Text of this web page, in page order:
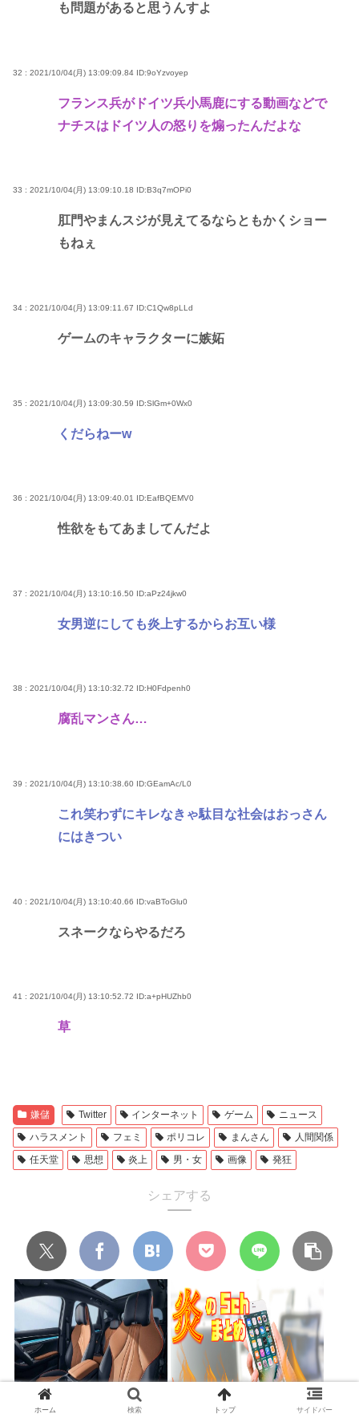
も問題があると思うんすよ
32 : 2021/10/04(月) 13:09:09.84 ID:9oYzvoyep
フランス兵がドイツ兵小馬鹿にする動画などで
ナチスはドイツ人の怒りを煽ったんだよな
33 : 2021/10/04(月) 13:09:10.18 ID:B3q7mOPi0
肛門やまんスジが見えてるならともかくショー
もねぇ
34 : 2021/10/04(月) 13:09:11.67 ID:C1Qw8pLLd
ゲームのキャラクターに嫉妬
35 : 2021/10/04(月) 13:09:30.59 ID:SlGm+0Wx0
くだらねーw
36 : 2021/10/04(月) 13:09:40.01 ID:EafBQEMV0
性欲をもてあましてんだよ
37 : 2021/10/04(月) 13:10:16.50 ID:aPz24jkw0
女男逆にしても炎上するからお互い様
38 : 2021/10/04(月) 13:10:32.72 ID:H0Fdpenh0
腐乱マンさん…
39 : 2021/10/04(月) 13:10:38.60 ID:GEamAc/L0
これ笑わずにキレなきゃ駄目な社会はおっさん
にはきつい
40 : 2021/10/04(月) 13:10:40.66 ID:vaBToGlu0
スネークならやるだろ
41 : 2021/10/04(月) 13:10:52.72 ID:a+pHUZhb0
草
嫌儲 Twitter インターネット ゲーム
ニュース
ハラスメント
フェミ ポリコレ まんさん
人間関係
任天堂
思想 炎上 男・女 画像 発狂
シェアする
もう車はBYD「シーライオン6」
作者の権威とか気にする人はこ
ホーム 検索 トップ サイドバー